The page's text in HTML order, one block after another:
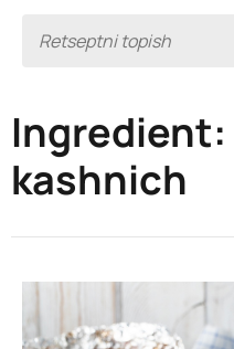
Ingredient:
kashnich